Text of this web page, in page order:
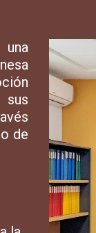
una
de